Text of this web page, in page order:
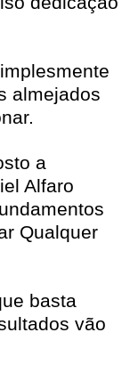
almejados
a
Alfaro
Qualquer
basta
vão